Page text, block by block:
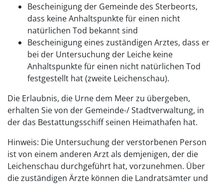
Bescheinigung der Gemeinde des Sterbeorts,
dass keine Anhaltspunkte für einen nicht
natürlichen Tod bekannt sind
Bescheinigung eines zuständigen Arztes, dass er
bei der Untersuchung der Leiche keine
Anhaltspunkte für einen nicht natürlichen Tod
festgestellt hat (zweite Leichenschau).
Die Erlaubnis, die Urne dem Meer zu übergeben,
erhalten Sie von der Gemeinde-/ Stadtverwaltung, in
der das Bestattungsschiff seinen Heimathafen hat.
Hinweis: Die Untersuchung der verstorbenen Person
ist von einem anderen Arzt als demjenigen, der die
Leichenschau durchgeführt hat, vorzunehmen. Über
die zuständigen Ärzte können die Landratsämter und